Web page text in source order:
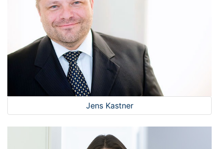
Jens Kastner